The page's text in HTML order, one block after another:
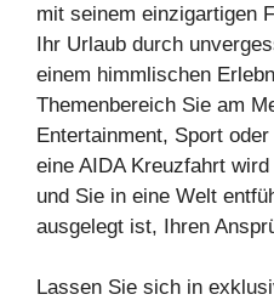
mit seinem einzigartigen
Ihr Urlaub durch
einem himmlischen
Themenbereich Sie am
Entertainment, Sport
eine AIDA Kreuzfahrt
und Sie in eine Welt
ausgelegt ist, Ihren
Lassen Sie sich in